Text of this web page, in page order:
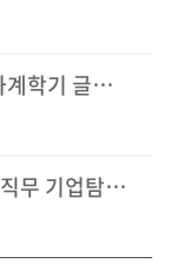
[현장실습운영팀] 2025학년도 하계학기 글로벌 기업탐방 프로그램 모집 공고 (업데이트_4
[현장실습운영팀] 센터주관 관심직무 기업탐방 프로그램 신청 안내 (10월)